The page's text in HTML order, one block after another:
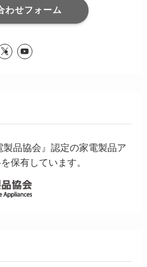
わせフォーム
品協会』認定の家電製品ア
保有しています。